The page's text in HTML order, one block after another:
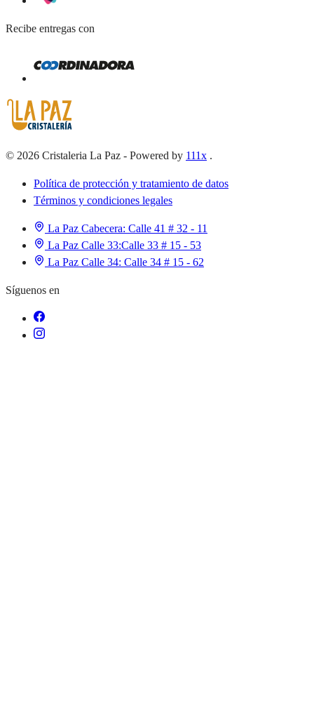
Recibe entregas con
© 2026 Cristaleria La Paz - Powered by 111x .
Política de protección y tratamiento de datos
Términos y condiciones legales
La Paz Cabecera: Calle 41 # 32 - 11
La Paz Calle 33:Calle 33 # 15 - 53
La Paz Calle 34: Calle 34 # 15 - 62
Síguenos en